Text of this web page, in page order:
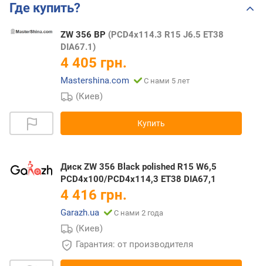
Где купить?
ZW 356 BP (PCD4x114.3 R15 J6.5 ET38
DIA67.1)
4 405 грн.
Mastershina.com С нами 5 лет
(Киев)
Купить
Диск ZW 356 Black polished R15 W6,5
PCD4x100/PCD4x114,3 ET38 DIA67,1
4 416 грн.
Garazh.ua С нами 2 года
(Киев)
Гарантия: от производителя